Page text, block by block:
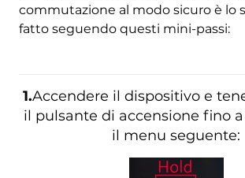
commutazione al modo sicuro è lo
fatto seguendo questi mini-passi:
1.Accendere il dispositivo e
il pulsante di accensione fino
il menu seguente: